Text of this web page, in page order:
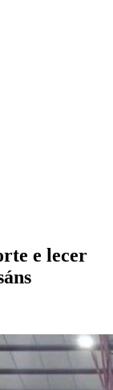
e lecer